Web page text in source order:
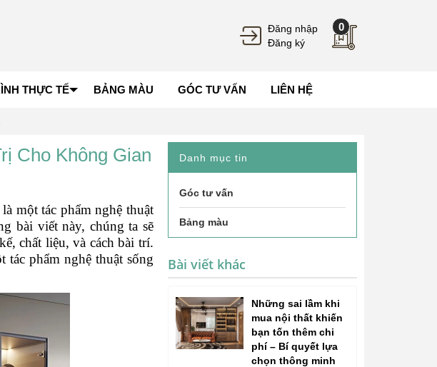
Đăng nhập
Đăng ký
0
THỰC TẾ BẢNG MÀU GÓC TƯ VẤN LIÊN HỆ
Cho Không Gian
một tác phẩm nghệ thuật
bài viết này, chúng ta sẽ
chất liệu, và cách bài trí.
phẩm nghệ thuật sống
Danh mục tin
Góc tư vấn
Bảng màu
Bài viết khác
Những sai lầm khi
mua nội thất khiến
bạn tốn thêm chi
phí – Bí quyết lựa
chọn thông minh